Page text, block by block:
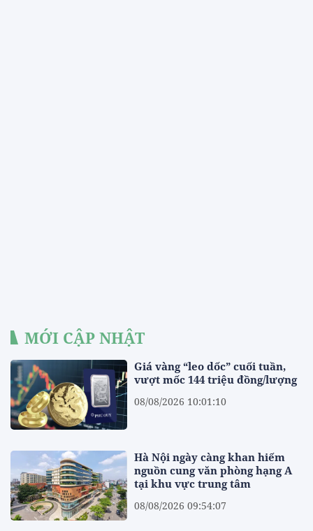
MỚI CẬP NHẬT
Giá vàng “leo dốc” cuối tuần,
vượt mốc 144 triệu đồng/lượng
08/08/2026 10:01:10
Hà Nội ngày càng khan hiếm
nguồn cung văn phòng hạng A
tại khu vực trung tâm
08/08/2026 09:54:07